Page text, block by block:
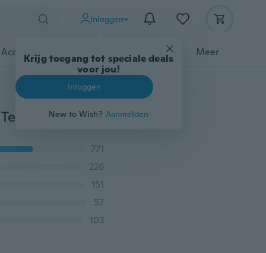
Inloggen
Krijg toegang tot speciale deals
voor jou!
Inloggen
New to Wish? Aanmelden
Gereedschap Meer
Tafelklokken Driehoekig 7 Kleuren Veranderende LED Temperatuur Weekweergave Digitale Wekker Tafel Decor Klokken Kamer Nachtkastje Klok
771
226
151
57
103